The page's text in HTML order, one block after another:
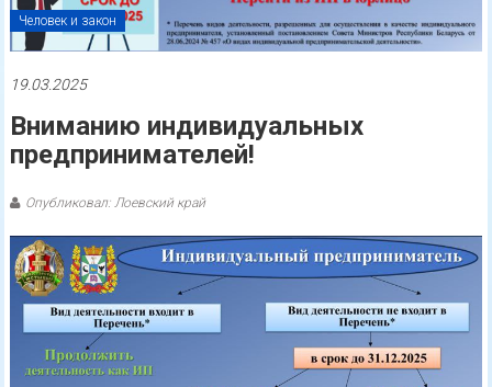
Человек и закон
19.03.2025
Вниманию индивидуальных
предпринимателей!
Опубликовал: Лоевский край